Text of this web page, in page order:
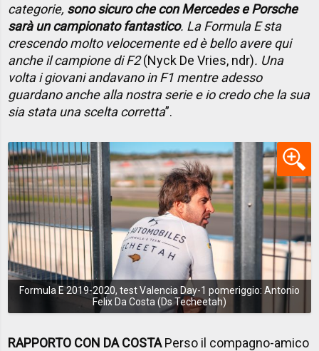
categorie, sono sicuro che con Mercedes e Porsche
sarà un campionato fantastico. La Formula E sta
crescendo molto velocemente ed è bello avere qui
anche il campione di F2(Nyck De Vries, ndr). Una
volta i giovani andavano in F1 mentre adesso
guardano anche alla nostra serie e io credo che la sua
sia stata una scelta corretta”.
Formula E 2019-2020, test Valencia Day-1 pomeriggio: Antonio
Felix Da Costa (Ds Techeetah)
RAPPORTO CON DA COSTAPerso il compagno-amico